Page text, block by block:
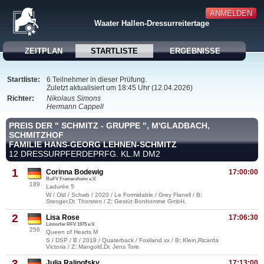
ANMELDEN
Waater Hallen-Dressurreitertage
ZEITPLAN STARTLISTE ERGEBNISSE
Startliste:
6 Teilnehmer in dieser Prüfung.
Zuletzt aktualisiert um 18:45 Uhr (12.04.2026)
Richter:
Nikolaus Simons
Hermann Cappell
PREIS DER " SCHMITZ - GRUPPE ", M'GLADBACH,
SCHMITZHOF
FAMILIE HANS-GEORG LEHNEN-SCHMITZ
12 DRESSURPFERDEPRFG. KL.M DM2
1
189
17:00:00
Corinna Bodewig
RuFV Framersheim e.V.
Ladurée 5
W / Old / Schwb / 2020 / Le Formidable / Grey Flanell / B:
Stenger,Dr. Thorsten / Z: Gestüt Bonhomme GmbH,
2
256
17:06:30
Lisa Rose
Lintorfer RFV 1975 e.V.
Queen of Hearts M
S / DSP / B / 2019 / Quaterback / Foxiland xx / B: Klein,Ricarda
Victoria / Z: Mangold,Dr. Jens Tore